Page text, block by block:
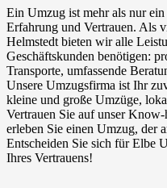
Ein Umzug ist mehr als nur
Erfahrung und Vertrauen. Als
Helmstedt bieten wir alle
Geschäftskunden benötigen:
Transporte, umfassende
Unsere Umzugsfirma ist Ihr
kleine und große Umzüge,
Vertrauen Sie auf unser
erleben Sie einen Umzug, der
Entscheiden Sie sich für Elbe
Ihres Vertrauens!